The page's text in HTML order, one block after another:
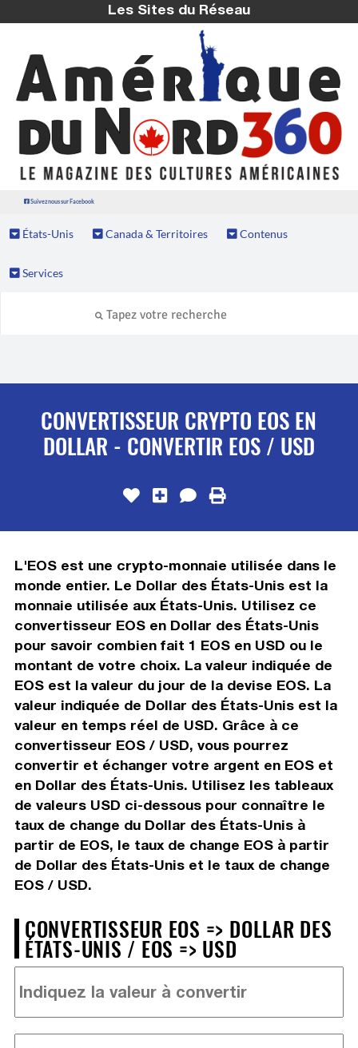
Les Sites du Réseau
Suivez nous sur Facebook
États-Unis Canada & Territoires Contenus
Services
CONVERTISSEUR CRYPTO EOS EN
DOLLAR - CONVERTIR EOS / USD
L'EOS est une crypto-monnaie utilisée dans le
monde entier. Le Dollar des États-Unis est la
monnaie utilisée aux États-Unis. Utilisez ce
convertisseur EOS en Dollar des États-Unis
pour savoir combien fait 1 EOS en USD ou le
montant de votre choix. La valeur indiquée de
EOS est la valeur du jour de la devise EOS. La
valeur indiquée de Dollar des États-Unis est la
valeur en temps réel de USD. Grâce à ce
convertisseur EOS / USD, vous pourrez
convertir et échanger votre argent en EOS et
en Dollar des États-Unis. Utilisez les tableaux
de valeurs USD ci-dessous pour connaître le
taux de change du Dollar des États-Unis à
partir de EOS, le taux de change EOS à partir
de Dollar des États-Unis et le taux de change
EOS / USD.
CONVERTISSEUR EOS => DOLLAR DES
ÉTATS-UNIS / EOS => USD